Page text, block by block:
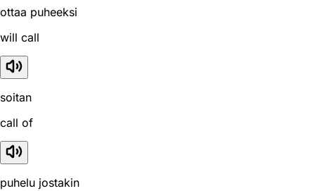
ottaa puheeksi
will call
soitan
call of
puhelu jostakin